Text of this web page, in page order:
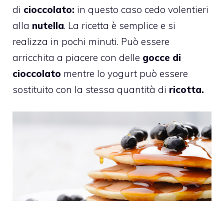
di cioccolato: in questo caso cedo volentieri
alla nutella. La ricetta è semplice e si
realizza in pochi minuti. Può essere
arricchita a piacere con delle gocce di
cioccolato mentre lo yogurt può essere
sostituito con la stessa quantità di ricotta.